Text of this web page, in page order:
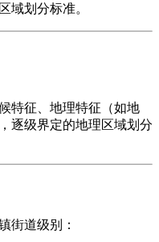
域划分标准。
特征、地理特征（如地
逐级界定的地理区域划分
街道级别：